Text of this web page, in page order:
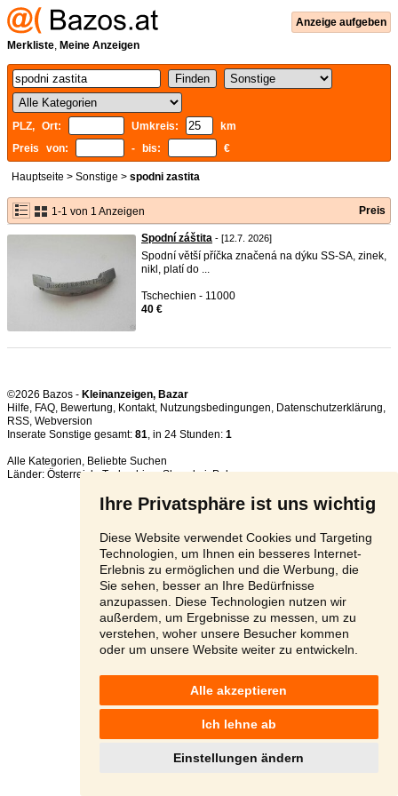
Ihre Privatsphäre ist uns wichtig
Diese Website verwendet Cookies und Targeting
Technologien, um Ihnen ein besseres Internet-
Erlebnis zu ermöglichen und die Werbung, die
Sie sehen, besser an Ihre Bedürfnisse
anzupassen. Diese Technologien nutzen wir
außerdem, um Ergebnisse zu messen, um zu
verstehen, woher unsere Besucher kommen
oder um unsere Website weiter zu entwickeln.
Alle akzeptieren
Ich lehne ab
Einstellungen ändern
Anzeige aufgeben
Merkliste, Meine Anzeigen
PLZ, Ort: Umkreis:
km
Preis von:
- bis: €
Hauptseite > Sonstige > spodni zastita
1-1 von 1 Anzeigen Preis
Spodní záštita - [12.7. 2026]
Spodní větší příčka značená na dýku SS-SA, zinek,
nikl, platí do ...
Tschechien - 11000
40 €
©2026 Bazos - Kleinanzeigen, Bazar
Hilfe, FAQ, Bewertung, Kontakt, Nutzungsbedingungen, Datenschutzerklärung,
RSS,
Inserate Sonstige gesamt: 81, in 24 Stunden: 1
Alle Kategorien, Beliebte Suchen
Länder: Österreich,Tschechien,Slowakei,Polen